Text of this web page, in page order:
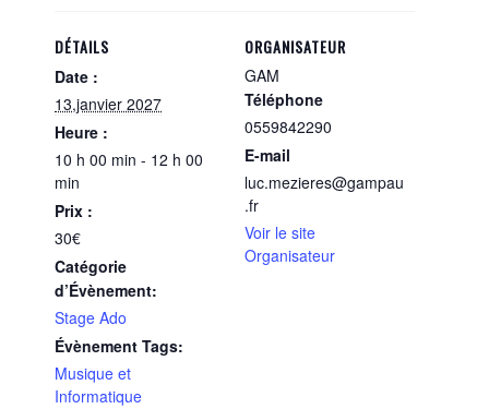
DÉTAILS
Date :
13,janvier 2027
Heure :
10 h 00 min - 12 h 00
min
Prix :
30€
Catégorie
d’Évènement:
Stage Ado
Évènement Tags:
Musique et
Informatique
ORGANISATEUR
GAM
Téléphone
0559842290
E-mail
luc.mezieres@gampau
.fr
Voir le site
Organisateur